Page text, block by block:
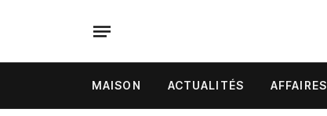
MAISON ACTUALITÉS AFFAIRES